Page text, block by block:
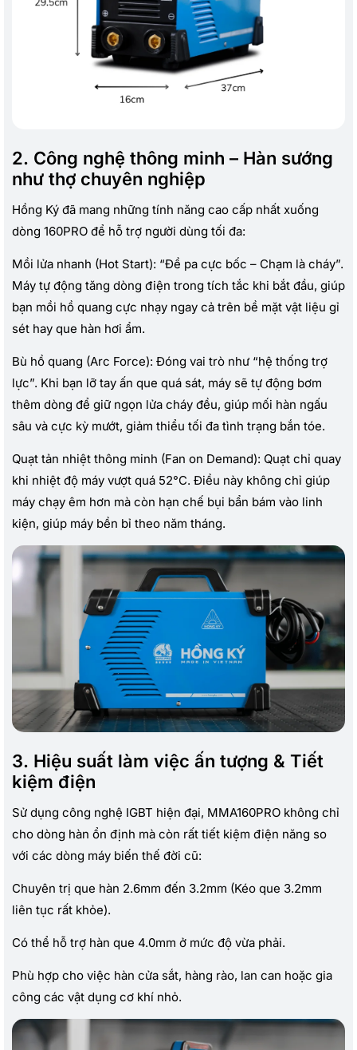
2. Công nghệ thông minh – Hàn sướng
như thợ chuyên nghiệp
Hồng Ký đã mang những tính năng cao cấp nhất xuống
dòng 160PRO để hỗ trợ người dùng tối đa:
Mồi lửa nhanh (Hot Start): “Đề pa cực bốc – Chạm là cháy”.
Máy tự động tăng dòng điện trong tích tắc khi bắt đầu, giúp
bạn mồi hồ quang cực nhạy ngay cả trên bề mặt vật liệu gỉ
sét hay que hàn hơi ẩm.
Bù hồ quang (Arc Force): Đóng vai trò như “hệ thống trợ
lực”. Khi bạn lỡ tay ấn que quá sát, máy sẽ tự động bơm
thêm dòng để giữ ngọn lửa cháy đều, giúp mối hàn ngấu
sâu và cực kỳ mướt, giảm thiểu tối đa tình trạng bắn tóe.
Quạt tản nhiệt thông minh (Fan on Demand): Quạt chỉ quay
khi nhiệt độ máy vượt quá 52°C. Điều này không chỉ giúp
máy chạy êm hơn mà còn hạn chế bụi bẩn bám vào linh
kiện, giúp máy bền bỉ theo năm tháng.
3. Hiệu suất làm việc ấn tượng & Tiết
kiệm điện
Sử dụng công nghệ IGBT hiện đại, MMA160PRO không chỉ
cho dòng hàn ổn định mà còn rất tiết kiệm điện năng so
với các dòng máy biến thế đời cũ:
Chuyên trị que hàn 2.6mm đến 3.2mm (Kéo que 3.2mm
liên tục rất khỏe).
Có thể hỗ trợ hàn que 4.0mm ở mức độ vừa phải.
Phù hợp cho việc hàn cửa sắt, hàng rào, lan can hoặc gia
công các vật dụng cơ khí nhỏ.